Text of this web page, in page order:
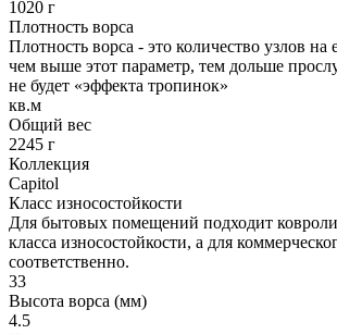
1020 г
Плотность ворса
Плотность ворса - это количество узлов
чем выше этот параметр, тем дольше
не будет «эффекта тропинок»
кв.м
Общий вес
2245 г
Коллекция
Capitol
Класс износостойкости
Для бытовых помещений подходит
класса износостойкости, а для
соответственно.
33
Высота ворса (мм)
4.5